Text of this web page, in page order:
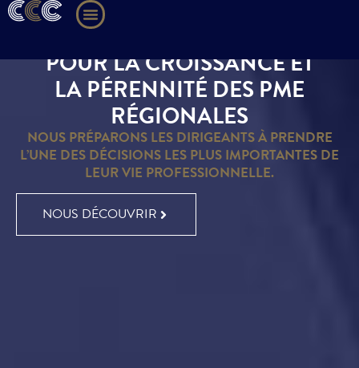
POUR LA CROISSANCE ET
LA PÉRENNITÉ DES PME
RÉGIONALES
NOUS PRÉPARONS LES DIRIGEANTS À PRENDRE
L’UNE DES DÉCISIONS LES PLUS IMPORTANTES DE
LEUR VIE PROFESSIONNELLE.
NOUS DÉCOUVRIR